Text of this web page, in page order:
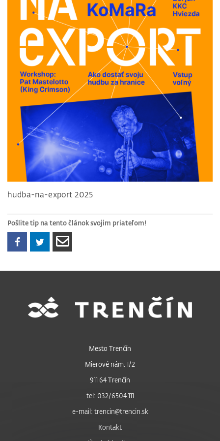
hudba-na-export 2025
Pošlite tip na tento článok svojim priateľom!
Mesto Trenčín
Mierové nám. 1/2
911 64 Trenčín
tel: 032/6504 111
e-mail: trencin@trencin.sk
Kontakt